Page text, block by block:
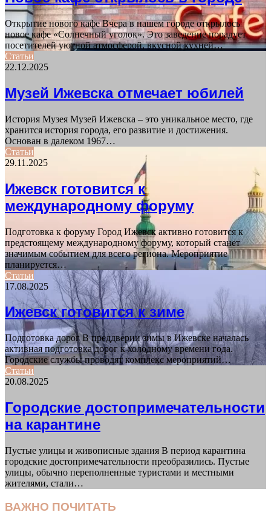
Открытие нового кафе Вчера в нашем городе открылось
новое кафе «Солнечный уголок». Это заведение порадует
посетителей уютной атмосферой, вкусной кухней…
Статьи
22.12.2025
Музей Ижевска отмечает юбилей
История Музея Музей Ижевска – это уникальное место, где
хранится история города, его развитие и достижения.
Основан в далеком 1967…
Статьи
29.11.2025
Ижевск готовится к
международному форуму
Подготовка к форуму Город Ижевск активно готовится к
предстоящему международному форуму, который станет
значимым событием для всего региона. Мероприятие
планируется…
Статьи
17.08.2025
Ижевск готовится к зиме
Подготовка дорог В преддверии зимы в Ижевске началась
активная подготовка дорог к холодному времени года.
Городские службы проводят комплекс мероприятий…
Статьи
20.08.2025
Городские достопримечательности
на карантине
Пустые улицы и живописные здания В период карантина
городские достопримечательности преобразились. Пустые
улицы, обычно переполненные туристами и местными
жителями, стали…
ВАЖНО ПОЧИТАТЬ